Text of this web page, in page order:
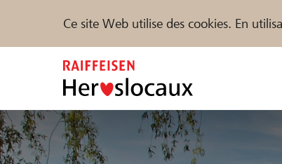
Ce site Web utilise des cookies. En
Parrainer Soutien & assistance